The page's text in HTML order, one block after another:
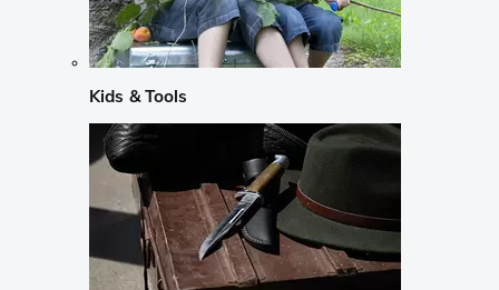
Kids & Tools